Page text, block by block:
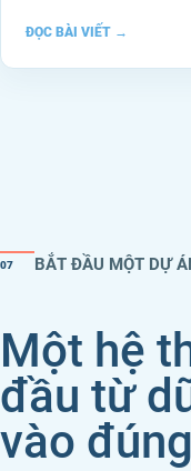
ĐỌC BÀI VIẾT →
07 BẮT ĐẦU MỘT DỰ
Một hệ
đầu từ
vào